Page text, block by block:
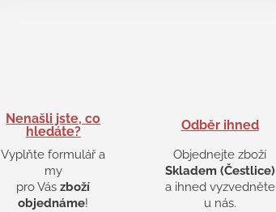
Nenašli jste, co
hledáte?
Vyplňte formulář a
my
pro Vászboží
objednáme!
Odběr ihned
Objednejte zboží
Skladem (Čestlice)
a ihned vyzvedněte
u nás.